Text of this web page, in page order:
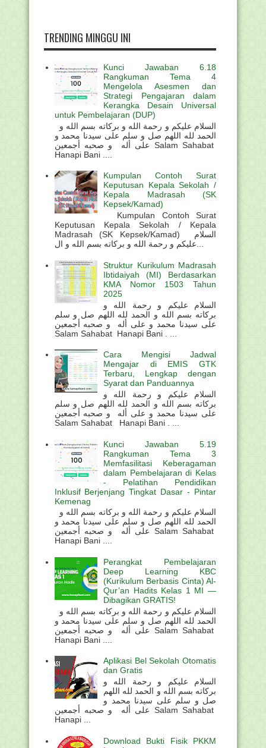
TRENDING MINGGU INI
Kunci Jawaban 6.18
Rangkuman Tema 4
Mengelola Asesmen dan
Strategi Pengajaran dalam
Kerangka Desain Universal
untuk Pembelajaran (DUP)
الحمد لله اللهم صل و سلم على سيدنا محمد و
على أله و صحبه أجمعين Salam Sahabat
Hanapi Bani ....
Kumpulan Contoh Surat
Keputusan Kepala Sekolah /
Kepala Madrasah (SK
Kepsek/Kamad)
Kumpulan Contoh Surat
Keputusan Kepala Sekolah / Kepala
Madrasah (SK Kepsek/Kamad) السلام
عليكم و رحمة الله و بركاته بسم الله و ال...
Struktur Kurikulum Madrasah
Ibtidaiyah (MI) Berdasarkan
KMA Nomor 1503 Tahun
2025
السلام عليكم و رحمة الله و
بركاته بسم الله و الحمد لله اللهم صل و سلم
على سيدنا محمد و على أله و صحبه أجمعين
Salam Sahabat Hanapi Bani . ...
Cara Mengisi Jadwal
Mengajar di EMIS GTK
Terbaru, Lengkap dengan
Syarat dan Panduannya
السلام عليكم و رحمة الله و
بركاته بسم الله و الحمد لله اللهم صل و سلم
على سيدنا محمد و على أله و صحبه أجمعين
Salam Sahabat Hanapi Bani . ...
Kunci Jawaban 5.19
Rangkuman Tema 3
Memfasilitasi Keberagaman
dalam Pembelajaran di Kelas
- Pelatihan Pendidikan
Inklusif Berjenjang Tingkat Dasar - Pintar
Kemenag
الحمد لله اللهم صل و سلم على سيدنا محمد و
على أله و صحبه أجمعين Salam Sahabat
Hanapi Bani ....
Perangkat Pembelajaran
Deep Learning KBC
(Kurikulum Berbasis Cinta) Al-
Qur’an Hadits Kelas 1 MI —
Dibagikan GRATIS!
الحمد لله اللهم صل و سلم على سيدنا محمد و
على أله و صحبه أجمعين Salam Sahabat
Hanapi Bani ....
Aplikasi Bel Sekolah Otomatis
dan Gratis
السلام عليكم و رحمة الله و
بركاته بسم الله و الحمد لله اللهم
صل و سلم على سيدنا محمد و
على أله و صحبه أجمعين Salam Sahabat
Hanapi ...
Download Bukti Fisik PKKM